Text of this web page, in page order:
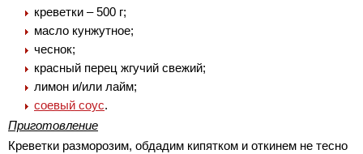
креветки – 500 г;
масло кунжутное;
чеснок;
красный перец жгучий свежий;
лимон и/или лайм;
соевый соус.
Приготовление
Креветки разморозим, обдадим кипятком и откинем не тесно